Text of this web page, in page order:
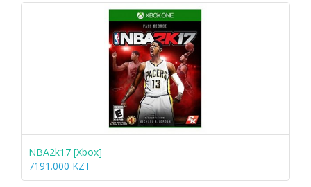
NBA2k17 [Xbox]
7191.000 KZT